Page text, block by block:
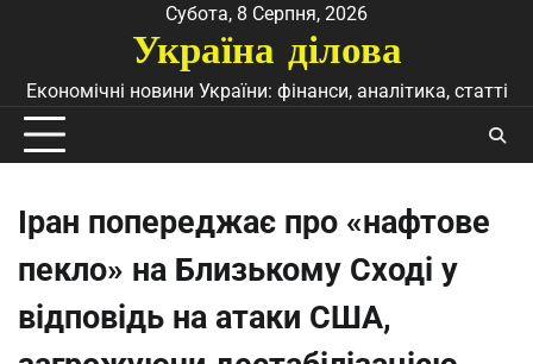
Субота, 8 Серпня, 2026
Україна ділова
Економічні новини України: фінанси, аналітика, статті
Іран попереджає про «нафтове
пекло» на Близькому Сході у
відповідь на атаки США,